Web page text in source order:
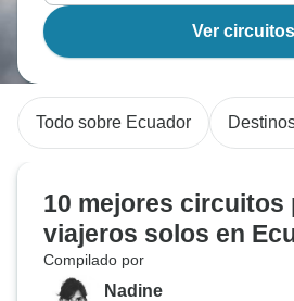
Ver circuitos
Todo sobre Ecuador
10 mejores circuitos
viajeros solos en
Compilado por
Nadine